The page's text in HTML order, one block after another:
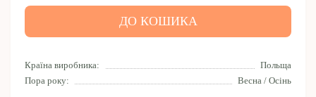
Країна виробника:
Польща
Пора року:
Весна / Осінь
ДО КОШИКА